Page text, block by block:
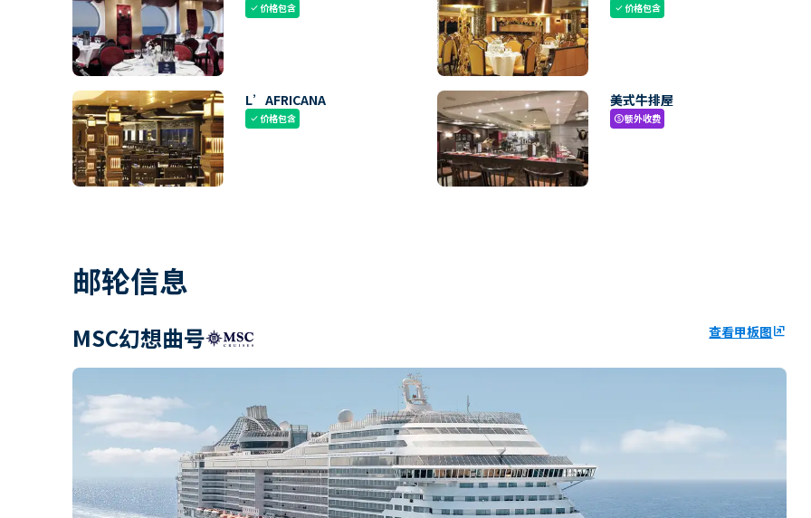
check价格包含 check价格包含
L’AFRICANA
check价格包含
美式牛排屋
paid额外收费
邮轮信息
MSC幻想曲号 查看甲板图ungroup